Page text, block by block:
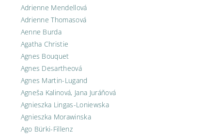
Adrienne Mendellová
Adrienne Thomasová
Aenne Burda
Agatha Christie
Agnes Bouquet
Agnes Desartheová
Agnes Martin-Lugand
Agneša Kalinová, Jana Juráňová
Agnieszka Lingas-Loniewska
Agnieszka Morawinska
Ago Bürki-Fillenz